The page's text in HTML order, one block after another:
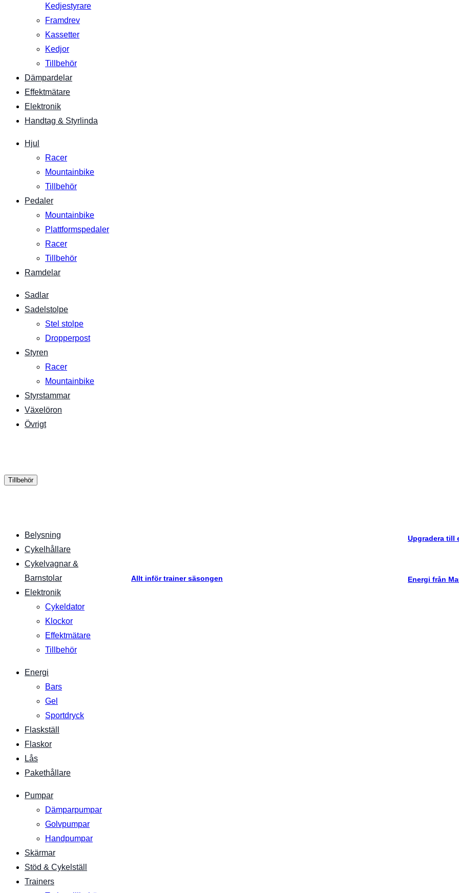
Kedjestyrare
Framdrev
Kassetter
Kedjor
Tillbehör
Dämpardelar
Effektmätare
Elektronik
Handtag & Styrlinda
Hjul
Racer
Mountainbike
Tillbehör
Pedaler
Mountainbike
Plattformspedaler
Racer
Tillbehör
Ramdelar
Sadlar
Sadelstolpe
Stel stolpe
Dropperpost
Styren
Racer
Mountainbike
Styrstammar
Växelöron
Övrigt
Tillbehör
Belysning
Cykelhållare
Cykelvagnar &
Barnstolar
Elektronik
Cykeldator
Klockor
Effektmätare
Tillbehör
Energi
Bars
Gel
Sportdryck
Flaskställ
Flaskor
Lås
Pakethållare
Pumpar
Dämparpumpar
Golvpumpar
Handpumpar
Skärmar
Stöd & Cykelställ
Trainers
Allt inför trainer säsongen
Upgradera till
Energi från